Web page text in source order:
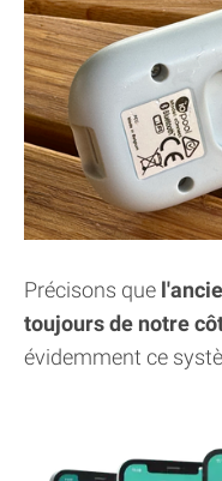
Précisons que
toujours de notre
évidemment ce